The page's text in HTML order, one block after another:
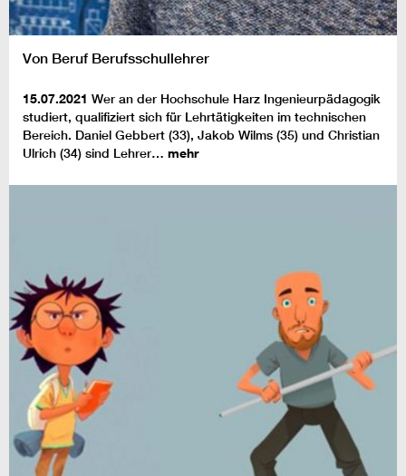
Von Beruf Berufsschullehrer
15.07.2021 Wer an der Hochschule Harz Ingenieurpädagogik
studiert, qualifiziert sich für Lehrtätigkeiten im technischen
Bereich. Daniel Gebbert (33), Jakob Wilms (35) und Christian
Ulrich (34) sind Lehrer… mehr